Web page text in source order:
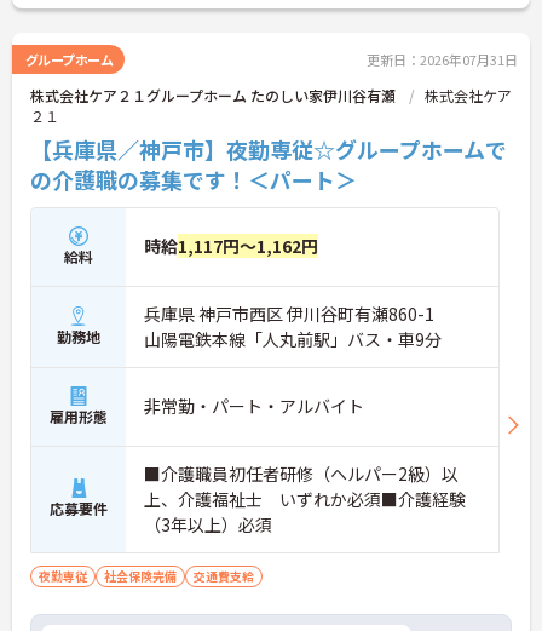
グループホーム 更新日：2026年07月31日
株式会社ケア２１グループホーム たのしい家伊川谷有瀬
株式会社ケア
２１
【兵庫県／神戸市】夜勤専従☆グループホームで
の介護職の募集です！＜パート＞
給料 時給1,117円～1,162円
勤務地
兵庫県 神戸市西区 伊川谷町有瀬860-1
山陽電鉄本線「人丸前駅」バス・車9分
雇用形態 非常勤・パート・アルバイト
応募要件
■介護職員初任者研修（ヘルパー2級）以
上、介護福祉士 いずれか必須■介護経験
（3年以上）必須
夜勤専従 社会保険完備 交通費支給